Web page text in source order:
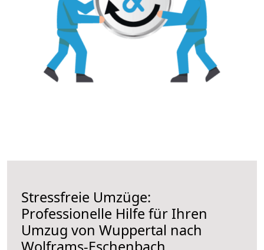
Stressfreie Umzüge:
Professionelle Hilfe für Ihren
Umzug von Wuppertal nach